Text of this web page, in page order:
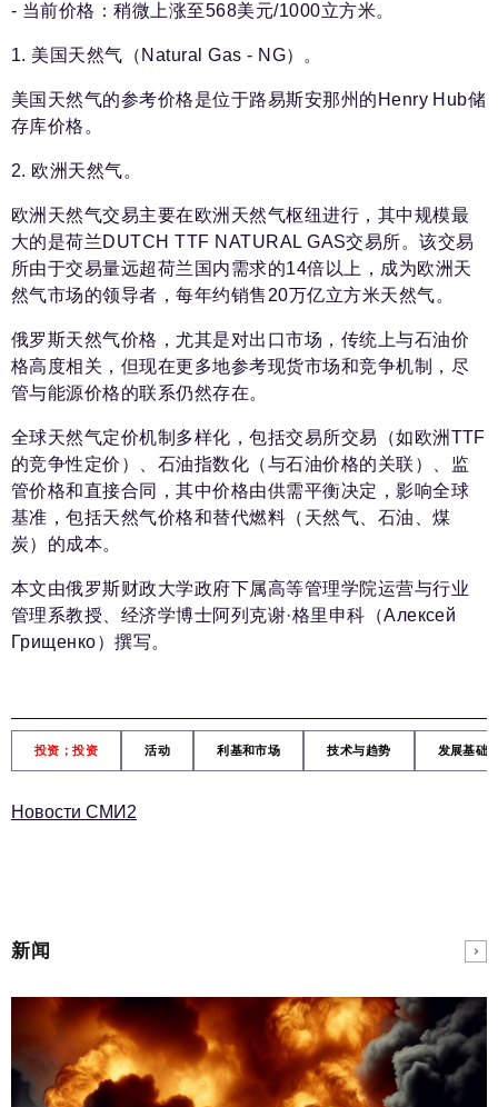
- 当前价格：稍微上涨至568美元/1000立方米。
1. 美国天然气（Natural Gas - NG）。
美国天然气的参考价格是位于路易斯安那州的Henry Hub储
存库价格。
2. 欧洲天然气。
欧洲天然气交易主要在欧洲天然气枢纽进行，其中规模最
大的是荷兰DUTCH TTF NATURAL GAS交易所。该交易
所由于交易量远超荷兰国内需求的14倍以上，成为欧洲天
然气市场的领导者，每年约销售20万亿立方米天然气。
俄罗斯天然气价格，尤其是对出口市场，传统上与石油价
格高度相关，但现在更多地参考现货市场和竞争机制，尽
管与能源价格的联系仍然存在。
全球天然气定价机制多样化，包括交易所交易（如欧洲TTF
的竞争性定价）、石油指数化（与石油价格的关联）、监
管价格和直接合同，其中价格由供需平衡决定，影响全球
基准，包括天然气价格和替代燃料（天然气、石油、煤
炭）的成本。
本文由俄罗斯财政大学政府下属高等管理学院运营与行业
管理系教授、经济学博士阿列克谢·格里申科（Алексей
Грищенко）撰写。
投资；投资 活动 利基和市场 技术与趋势 发展基础
Новости СМИ2
新闻